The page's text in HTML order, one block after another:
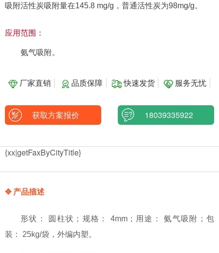
吸附活性炭吸附量在145.8 mg/g，普通活性炭为98mg/g。
应用范围：
氨气吸附。
厂家直销 品质保障 快速发货 服务无忧
获取方案报价 18039335922
{xx|getFaxByCityTitle}
✥ 产品描述
形状： 圆柱状；规格： 4mm；用途： 氨气吸附；包
装： 25kg/袋，外编内塑。